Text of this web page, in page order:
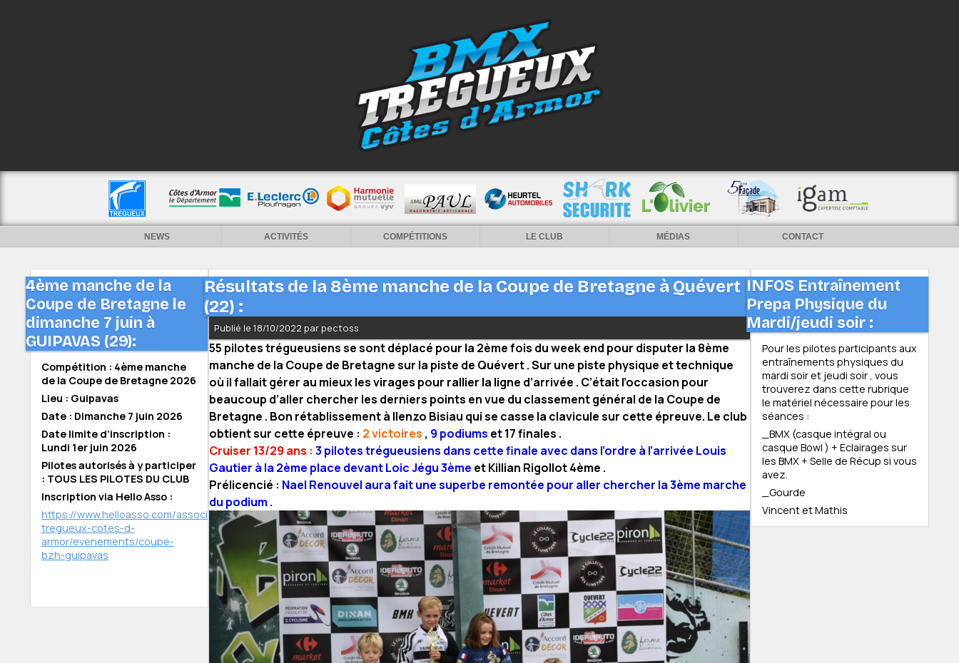
NEWS ACTIVITÉS COMPÉTITIONS LE CLUB MÉDIAS CONTACT
4ème manche de la
Coupe de Bretagne le
dimanche 7 juin à
GUIPAVAS (29):
Compétition : 4ème manche
de la Coupe de Bretagne 2026
Lieu : Guipavas
Date : Dimanche 7 juin 2026
Date limite d’inscription :
Lundi 1er juin 2026
Pilotes autorisés à y participer
: TOUS LES PILOTES DU CLUB
Inscription via Hello Asso :
https://www.helloasso.com/associations/bmx-
tregueux-cotes-d-
armor/evenements/coupe-
bzh-guipavas
INFOS Entraînement
Prepa Physique du
Mardi/jeudi soir :
Pour les pilotes participants aux
entraînements physiques du
mardi soir et jeudi soir , vous
trouverez dans cette rubrique
le matériel nécessaire pour les
séances :
_BMX (casque intégral ou
casque Bowl ) + Eclairages sur
les BMX + Selle de Récup si vous
avez.
_Gourde
Vincent et Mathis
Résultats de la 8ème manche de la Coupe de Bretagne à Quévert
(22) :
Publié le 18/10/2022 par pectoss
55 pilotes trégueusiens se sont déplacé pour la 2ème fois du week end pour disputer la 8ème
manche de la Coupe de Bretagne sur la piste de Quévert . Sur une piste physique et technique
où il fallait gérer au mieux les virages pour rallier la ligne d’arrivée . C’était l’occasion pour
beaucoup d’aller chercher les derniers points en vue du classement général de la Coupe de
Bretagne . Bon rétablissement à Ilenzo Bisiau qui se casse la clavicule sur cette épreuve. Le club
obtient sur cette épreuve : 2 victoires , 9 podiums et 17 finales .
Cruiser 13/29 ans : 3 pilotes trégueusiens dans cette finale avec dans l’ordre à l’arrivée Louis
Gautier à la 2ème place devant Loic Jégu 3ème et Killian Rigollot 4ème .
Prélicencié : Nael Renouvel aura fait une superbe remontée pour aller chercher la 3ème marche
du podium .